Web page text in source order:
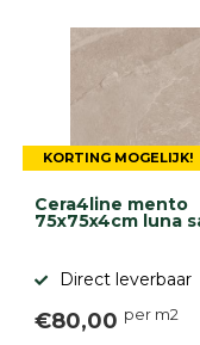
KORTING MOGELIJK!
Cera4line mento
75x75x4cm luna
Direct leverbaar
€80,00 per m2